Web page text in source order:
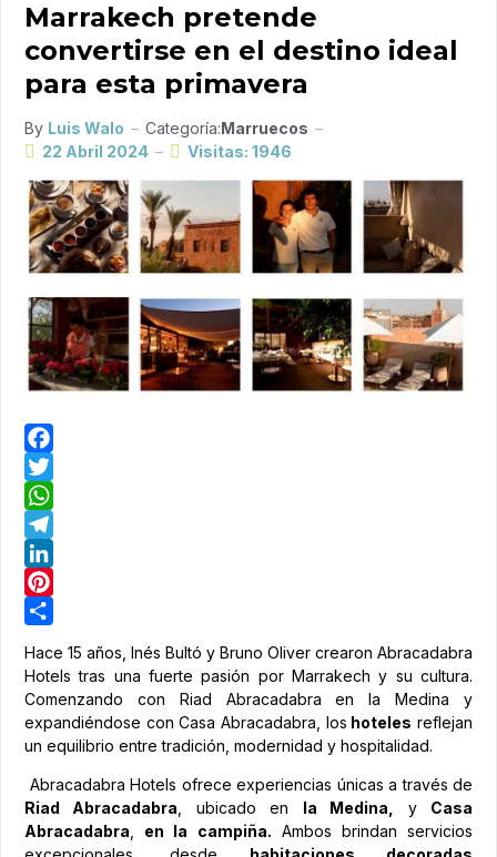
Marrakech pretende
convertirse en el destino ideal
para esta primavera
By Luis Walo Categoría:Marruecos
22 Abril 2024
Visitas: 1946
Facebook
Twitter
WhatsApp
Telegram
LinkedIn
Pinterest
Hace 15 años, Inés Bultó y Bruno Oliver crearon Abracadabra
Hotels tras una fuerte pasión por Marrakech y su cultura.
Comenzando con Riad Abracadabra en la Medina y
expandiéndose con Casa Abracadabra, los hoteles reflejan
un equilibrio entre tradición, modernidad y hospitalidad.
Abracadabra Hotels ofrece experiencias únicas a través de
Riad Abracadabra , ubicado en la Medina, y Casa
Abracadabra
en la campiña. Ambos brindan servicios